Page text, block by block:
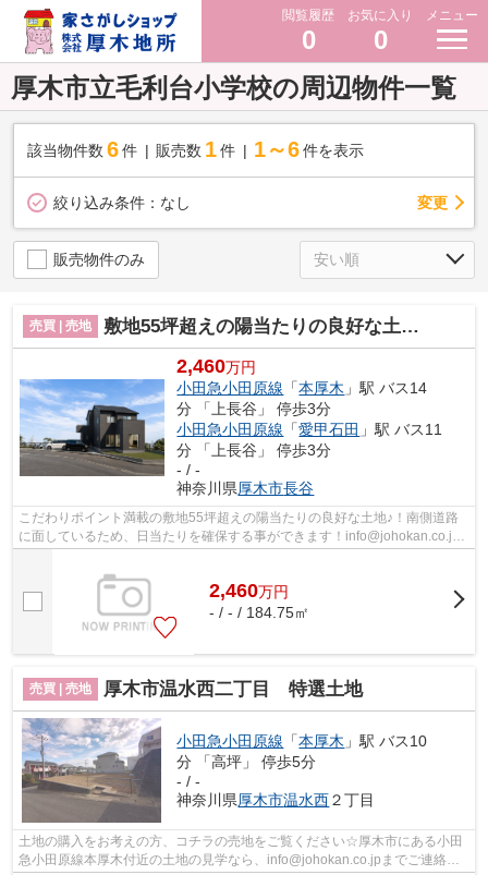
閲覧履歴
0
お気に入り
0
メニュー
厚木市立毛利台小学校の周辺物件一覧
該当物件数 6件 販売数 1 件 1～6 件を表示
絞り込み条件： なし 変更
販売物件のみ
売買 | 売地 敷地55坪超えの陽当たりの良好な土地♪建築条件相談できます。
2,460万円
小田急小田原線 「本厚木 」駅 バス14
分 「上長谷」 停歩3分
小田急小田原線 「愛甲石田 」駅 バス11
分 「上長谷」 停歩3分
- / -
神奈川県厚木市長谷
こだわりポイント満載の敷地55坪超えの陽当たりの良好な土地♪！南側道路
に面しているため、日当たりを確保する事ができます！info@johokan.co.jp
2,460万円
- / - / 184.75㎡
売買 | 売地 厚木市温水西二丁目 特選土地
小田急小田原線 「本厚木 」駅 バス10
分 「高坪」 停歩5分
- / -
神奈川県厚木市温水西２丁目
土地の購入をお考えの方、コチラの売地をご覧ください☆厚木市にある小田
急小田原線本厚木付近の土地の見学なら、info@johokan.co.jpまでご連絡く